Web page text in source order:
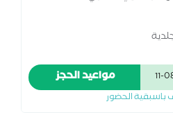
مواعيد الحجز
باسبقية الحضور